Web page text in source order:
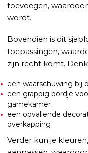
toevoegen,
wordt.
Bovendien is dit
toepassingen,
zijn recht komt.
een waarschuwing bij
een grappig bordje
gamekamer
een opvallende
overkapping
Verder kun je